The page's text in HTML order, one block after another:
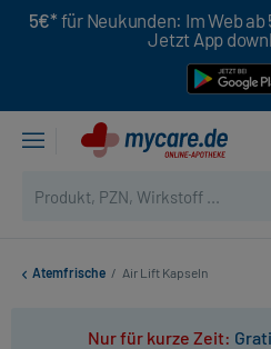
5€* für Neukunden: Im Web ab
Jetzt App
Atemfrische / Air Lift Kapseln
Nur für kurze Zeit: